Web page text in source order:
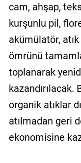
cam, ahşap,
kurşunlu pil,
akümülatör,
ömrünü
toplanarak
kazandırılacak.
organik atıklar
atılmadan geri
ekonomisine